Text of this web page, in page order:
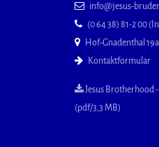
info@jesus-
(0 64 38) 81-2 00
Hof-Gnadenthal
Kontaktformular
Jesus Brotherhood
(pdf/3,3 MB)